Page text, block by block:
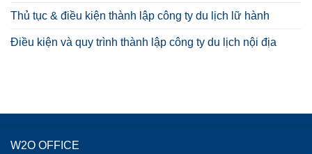
Thủ tục & điều kiện thành lập công ty du lịch lữ hành
Điều kiện và quy trình thành lập công ty du lịch nội địa
W2O OFFICE